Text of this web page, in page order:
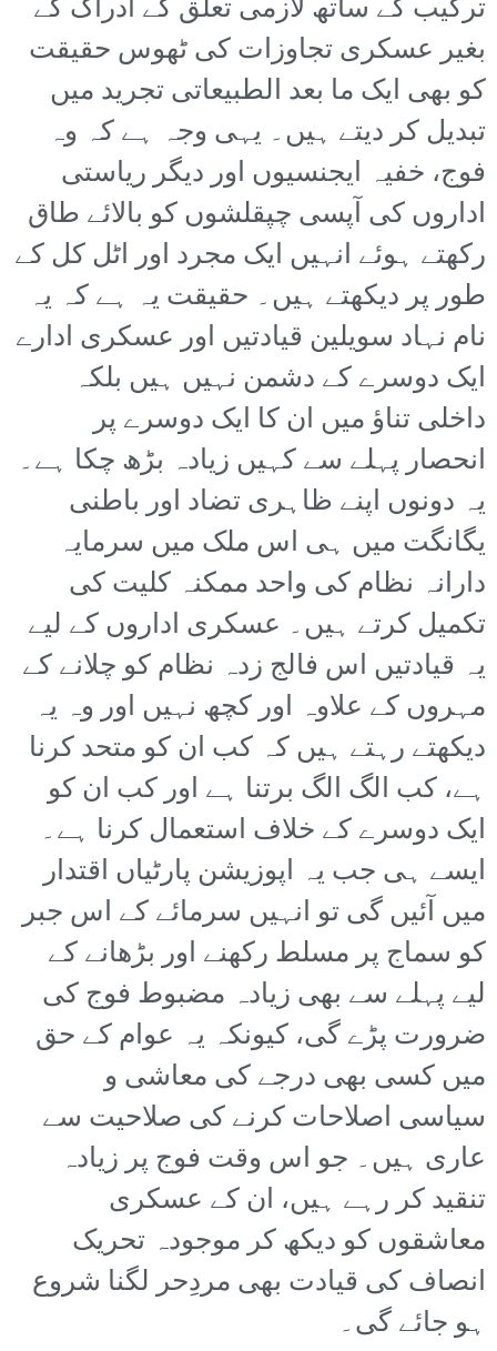
ترکیب کے ساتھ لازمی تعلق کے ادراک کے
بغیر عسکری تجاوزات کی ٹھوس حقیقت
کو بھی ایک ما بعد الطبیعاتی تجرید میں
تبدیل کر دیتے ہیں۔ یہی وجہ ہے کہ وہ
فوج، خفیہ ایجنسیوں اور دیگر ریاستی
اداروں کی آپسی چپقلشوں کو بالائے طاق
رکھتے ہوئے انہیں ایک مجرد اور اٹل کل کے
طور پر دیکھتے ہیں۔ حقیقت یہ ہے کہ یہ
نام نہاد سویلین قیادتیں اور عسکری ادارے
ایک دوسرے کے دشمن نہیں ہیں بلکہ
داخلی تناؤ میں ان کا ایک دوسرے پر
انحصار پہلے سے کہیں زیادہ بڑھ چکا ہے۔
یہ دونوں اپنے ظاہری تضاد اور باطنی
یگانگت میں ہی اس ملک میں سرمایہ
دارانہ نظام کی واحد ممکنہ کلیت کی
تکمیل کرتے ہیں۔ عسکری اداروں کے لیے
یہ قیادتیں اس فالج زدہ نظام کو چلانے کے
مہروں کے علاوہ اور کچھ نہیں اور وہ یہ
دیکھتے رہتے ہیں کہ کب ان کو متحد کرنا
ہے، کب الگ الگ برتنا ہے اور کب ان کو
ایک دوسرے کے خلاف استعمال کرنا ہے۔
ایسے ہی جب یہ اپوزیشن پارٹیاں اقتدار
میں آئیں گی تو انہیں سرمائے کے اس جبر
کو سماج پر مسلط رکھنے اور بڑھانے کے
لیے پہلے سے بھی زیادہ مضبوط فوج کی
ضرورت پڑے گی، کیونکہ یہ عوام کے حق
میں کسی بھی درجے کی معاشی و
سیاسی اصلاحات کرنے کی صلاحیت سے
عاری ہیں۔ جو اس وقت فوج پر زیادہ
تنقید کر رہے ہیں، ان کے عسکری
معاشقوں کو دیکھ کر موجودہ تحریک
انصاف کی قیادت بھی مردِحر لگنا شروع
ہو جائے گی۔